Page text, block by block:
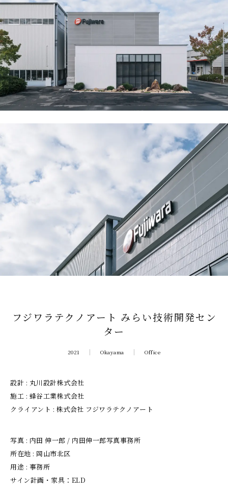
フジワラテクノアート みらい技術開発セン
ター
2021 Okayama Office
設計 : 丸川設計株式会社
施工 : 蜂谷工業株式会社
クライアント : 株式会社 フジワラテクノアート
写真 : 内田 伸一郎 / 内田伸一郎写真事務所
所在地 : 岡山市北区
用途 : 事務所
サイン計画・家具：ELD